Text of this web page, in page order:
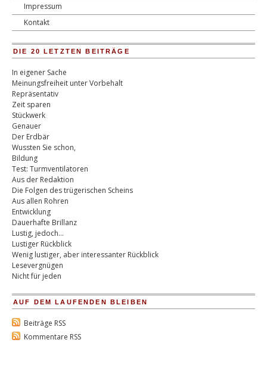
Impressum
Kontakt
DIE 20 LETZTEN BEITRÄGE
In eigener Sache
Meinungsfreiheit unter Vorbehalt
Repräsentativ
Zeit sparen
Stückwerk
Genauer
Der Erdbär
Wussten Sie schon,
Bildung
Test: Turmventilatoren
Aus der Redaktion
Die Folgen des trügerischen Scheins
Aus allen Rohren
Entwicklung
Dauerhafte Brillanz
Lustig, jedoch…
Lustiger Rückblick
Wenig lustiger, aber interessanter Rückblick
Lesevergnügen
Nicht für jeden
AUF DEM LAUFENDEN BLEIBEN
Beiträge RSS
Kommentare RSS